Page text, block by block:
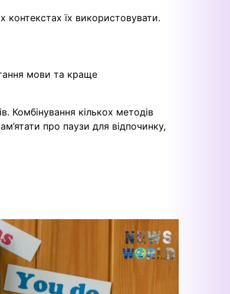
контекстах їх використовувати.
мови та краще
Комбінування кількох методів
про паузи для відпочинку,